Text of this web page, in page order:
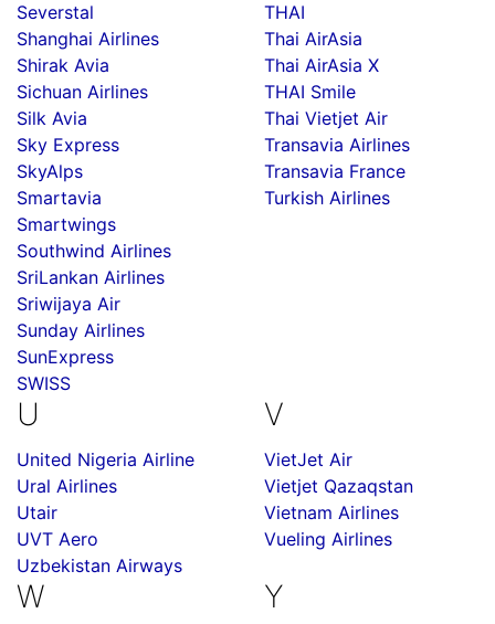
Severstal
Shanghai Airlines
Shirak Avia
Sichuan Airlines
Silk Avia
Sky Express
SkyAlps
Smartavia
Smartwings
Southwind Airlines
SriLankan Airlines
Sriwijaya Air
Sunday Airlines
SunExpress
SWISS
THAI
Thai AirAsia
Thai AirAsia X
THAI Smile
Thai Vietjet Air
Transavia Airlines
Transavia France
Turkish Airlines
U
United Nigeria Airline
Ural Airlines
Utair
UVT Aero
Uzbekistan Airways
V
VietJet Air
Vietjet Qazaqstan
Vietnam Airlines
Vueling Airlines
W Y